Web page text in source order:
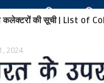
कलेक्टरों की सूची | List of
2024